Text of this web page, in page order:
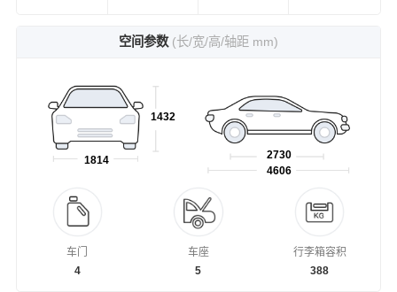
空间参数 (长/宽/高/轴距 mm)
1814
1432
4606
2730
车门
4
车座
5
行李箱容积
388